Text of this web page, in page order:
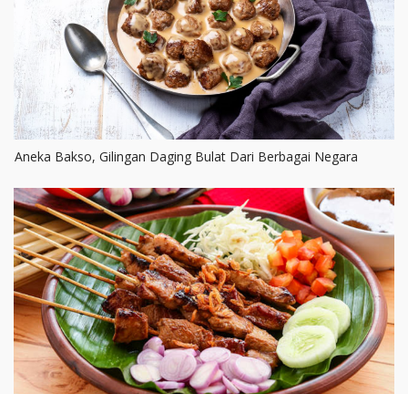
Aneka Bakso, Gilingan Daging Bulat Dari Berbagai Negara